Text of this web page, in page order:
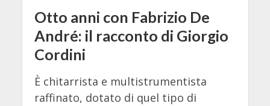
Otto anni con Fabrizio De
André: il racconto di Giorgio
Cordini
È chitarrista e multistrumentista
raffinato, dotato di quel tipo di